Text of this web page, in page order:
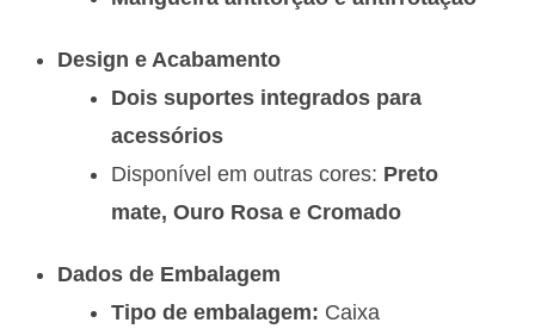
Design e Acabamento
Dois suportes integrados para
acessórios
Disponível em outras cores: Preto
mate, Ouro Rosa e Cromado
Dados de Embalagem
Tipo de embalagem: Caixa